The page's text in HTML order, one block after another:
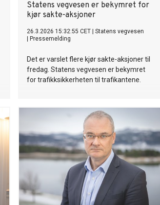
Statens vegvesen er bekymret for
kjør sakte-aksjoner
26.3.2026 15:32:55 CET
Statens vegvesen
Pressemelding
Det er varslet flere kjør sakte-aksjoner til
fredag. Statens vegvesen er bekymret
for trafikksikkerheten til trafikantene.